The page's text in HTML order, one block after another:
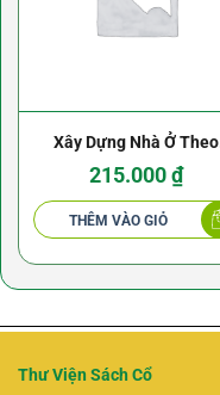
Xây Dựng Nhà Ở Theo
Phong Thủy – Trần Văn
Tam
215.000₫
THÊM VÀO GIỎ
Thư Viện Sách Cổ